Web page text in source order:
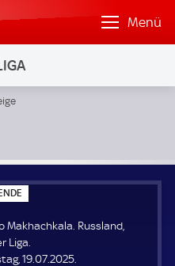
Menü
P
E
E
N
Russland,
Liga.
19.07.2025.